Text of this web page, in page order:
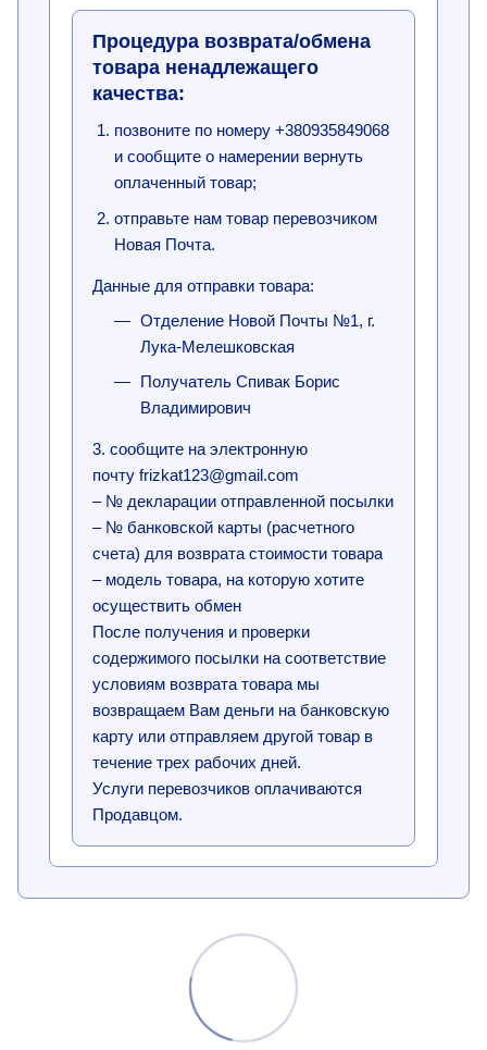
Процедура возврата/обмена
товара ненадлежащего
качества:
позвоните по номеру +380935849068
и сообщите о намерении вернуть
оплаченный товар;
отправьте нам товар перевозчиком
Новая Почта.
Данные для отправки товара:
Отделение Новой Почты №1, г.
Лука-Мелешковская
Получатель Спивак Борис
Владимирович
3. сообщите на электронную
почту frizkat123@gmail.com
– № декларации отправленной посылки
– № банковской карты (расчетного
счета) для возврата стоимости товара
– модель товара, на которую хотите
осуществить обмен
После получения и проверки
содержимого посылки на соответствие
условиям возврата товара мы
возвращаем Вам деньги на банковскую
карту или отправляем другой товар в
течение трех рабочих дней.
Услуги перевозчиков оплачиваются
Продавцом.